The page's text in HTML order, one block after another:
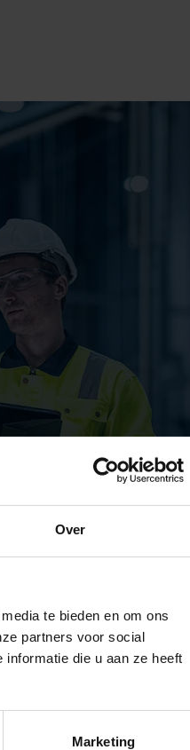
Over
te bieden en om ons
partners voor social
die u aan ze heeft
Marketing